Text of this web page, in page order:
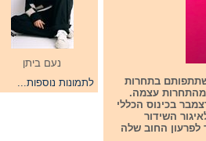
נעם ביתן
לתמונות נוספות...
בזמרים שישתתפו בקדמים שלהם לתחרות אירוויזיון 2026. השתתפותם בתחרות
עצמה.
בכינוס הכללי
השידור
החוב שלה